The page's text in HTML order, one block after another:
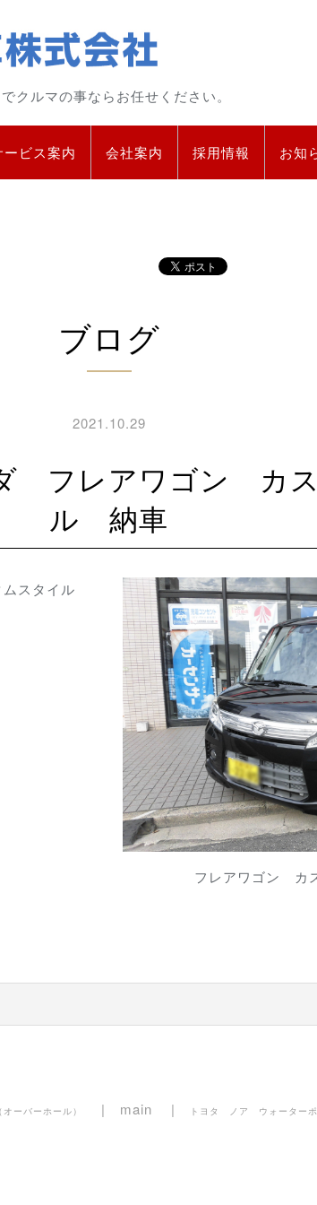
クルマの事ならお任せください。
ービス案内 会社案内 採用情報 お知
ブログ
2021.10.29
ル 納車
スタイル
フレアワゴン カスタ
ーバーホール） main トヨタ ノア ウォーターポ